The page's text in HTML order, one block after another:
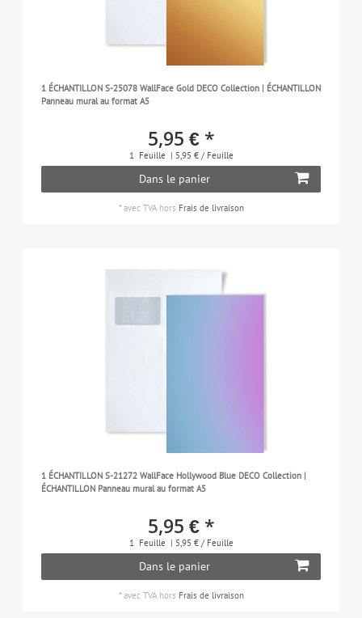
1 ÉCHANTILLON S-25078 WallFace Gold DECO Collection | ÉCHANTILLON
Panneau mural au format A5
5,95 € *
1 Feuille | 5,95 € / Feuille
Dans le panier
*avec TVAhors Frais de livraison
1 ÉCHANTILLON S-21272 WallFace Hollywood Blue DECO Collection |
ÉCHANTILLON Panneau mural au format A5
5,95 € *
1 Feuille | 5,95 € / Feuille
Dans le panier
*avec TVAhors Frais de livraison